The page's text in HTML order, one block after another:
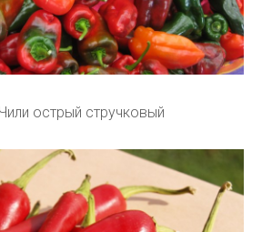
острый стручковый